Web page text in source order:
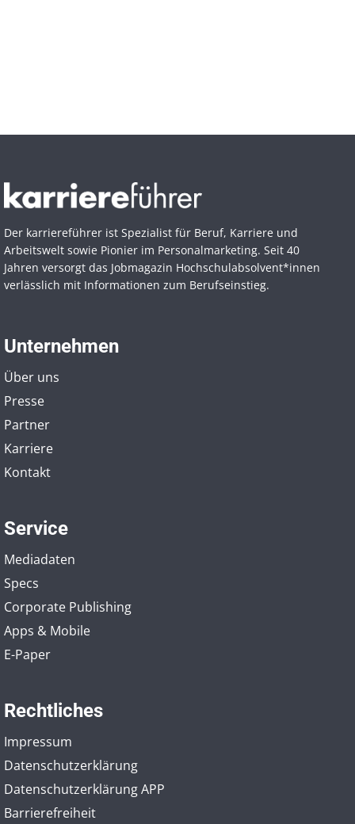
Der karriereführer ist Spezialist für Beruf, Karriere und
Arbeitswelt sowie Pionier im Personal­marketing. Seit 40
Jahren versorgt das Jobmagazin Hochschul­absolvent*innen
verlässlich mit Informationen zum Berufseinstieg.
Unternehmen
Über uns
Presse
Partner
Karriere
Kontakt
Service
Mediadaten
Specs
Corporate Publishing
Apps & Mobile
E-Paper
Rechtliches
Impressum
Datenschutzerklärung
Datenschutzerklärung APP
Barrierefreiheit